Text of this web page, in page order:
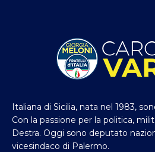
Italiana di Sicilia, nata nel 1983,
Con la passione per la politica,
Destra. Oggi sono deputato
vicesindaco di Palermo.